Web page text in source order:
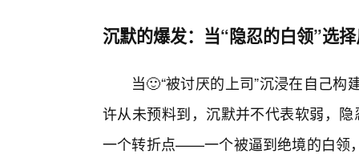
沉默的爆发：当“隐忍的白领”选
当🙂“被讨厌的上司”沉浸在自己
许从未预料到，沉默并不代表软弱，
一个转折点——一个被逼到绝境的白领